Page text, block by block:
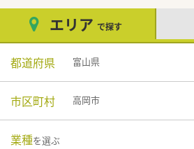
エリア で探す
都道府県 富山県
市区町村 高岡市
業種を選ぶ